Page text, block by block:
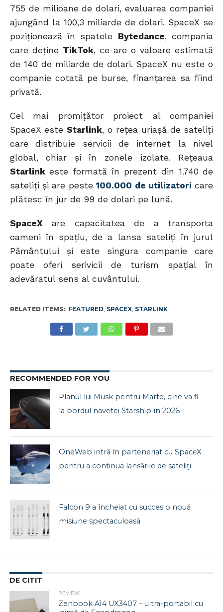
755 de milioane de dolari, evaluarea companiei
ajungând la 100,3 miliarde de dolari. SpaceX se
poziționează în spatele Bytedance, compania
care deține TikTok, ce are o valoare estimată
de 140 de miliarde de dolari. SpaceX nu este o
companie cotată pe burse, finanțarea sa fiind
privată.
Cel mai promițător proiect al companiei
SpaceX esteStarlink, o rețea uriașă de sateliți
care distribuie servicii de internet la nivel
global, chiar și în zonele izolate. Rețeaua
Starlinkeste formată în prezent din 1.740 de
sateliţi și are peste100.000 de utilizatori care
plătesc în jur de 99 de dolari pe lună.
SpaceX are capacitatea de a transporta
oameni în spațiu, de a lansa sateliți în jurul
Pământului și este singura companie care
poate oferi serivicii de turism spațial în
adevăratul sens al cuvântului.
RELATED ITEMS: FEATURED SPACEX, STARLINK
RECOMMENDED FOR YOU
Planul lui Musk pentru Marte, cine va fi
la bordul navetei Starship în 2026
OneWeb intră în parteneriat cu SpaceX
pentru a continua lansările de sateliți
Falcon 9 a încheiat cu succes o nouă
misiune spectaculoasă
DE CITIT
REVIEW
Zenbook A14 UX3407 – ultra-portabil cu